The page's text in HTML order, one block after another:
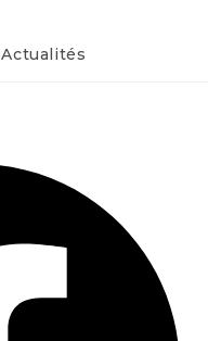
Actualités